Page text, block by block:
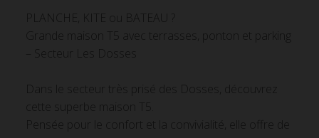
PLANCHE, KITE ou BATEAU ?
Grande maison T5 avec terrasses, ponton et parking
– Secteur Les Dosses
Dans le secteur très prisé des Dosses, découvrez
cette superbe maison T5.
Pensée pour le confort et la convivialité, elle offre de